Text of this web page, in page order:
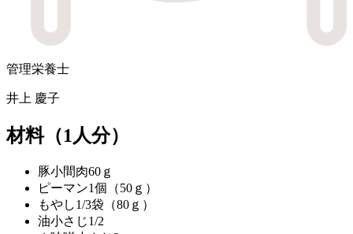
管理栄養士
井上 慶子
材料（1人分）
豚小間肉60ｇ
ピーマン1個（50ｇ）
もやし1/3袋（80ｇ）
油小さじ1/2